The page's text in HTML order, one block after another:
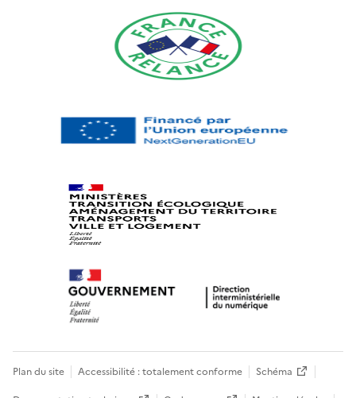
Plan du site Accessibilité : totalement conforme
Schéma